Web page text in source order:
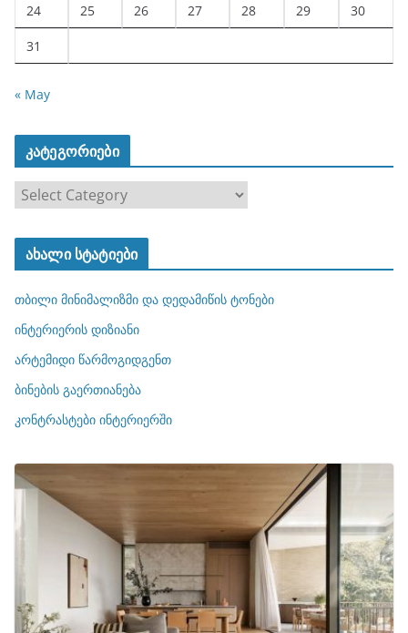
24 25 26 27 28 29 30
31
« May
კატეგორიები
ა
ტ
ო
რ
ბ
ი
ახალი სტატიები
თბილი მინიმალიზმი და დედამიწის ტონები
ინტერიერის დიზიანი
არტემიდი წარმოგიდგენთ
ბინების გაერთიანება
კონტრასტები ინტერიერში